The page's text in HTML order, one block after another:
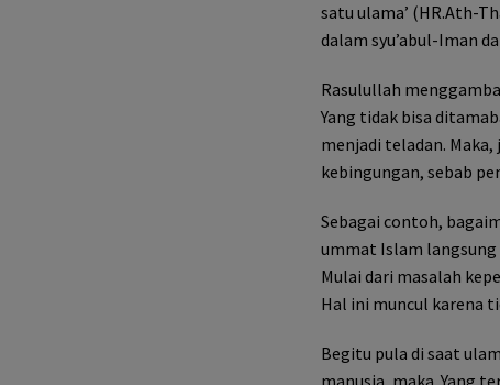
satu ulama’ (HR.Ath-
dalam syu’abul-Iman
Rasulullah
Yang tidak bisa
menjadi teladan.
kebingungan, sebab
Sebagai contoh,
ummat Islam langsung
Mulai dari masalah
Hal ini muncul karena
Begitu pula di saat